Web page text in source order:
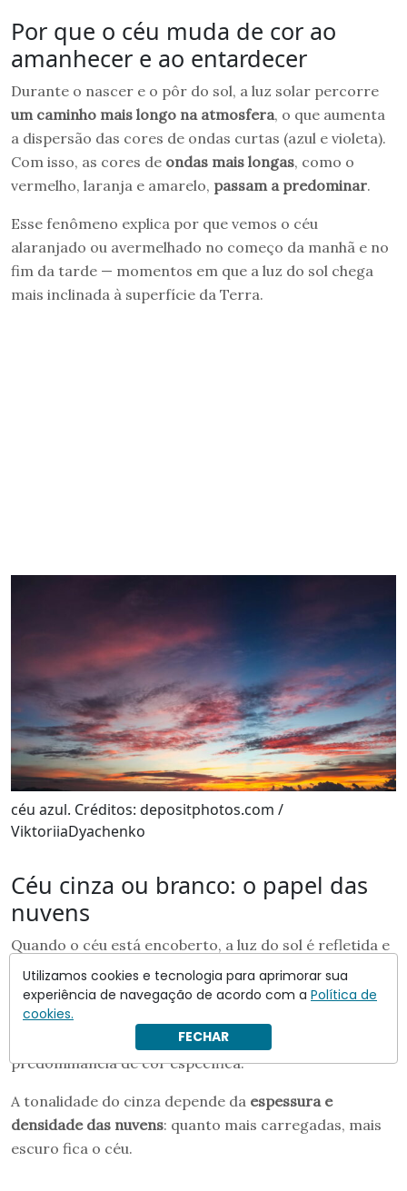
Por que o céu muda de cor ao
amanhecer e ao entardecer
Durante o nascer e o pôr do sol, a luz solar percorre
um caminho mais longo na atmosfera, o que aumenta
a dispersão das cores de ondas curtas (azul e violeta).
Com isso, as cores de ondas mais longas, como o
vermelho, laranja e amarelo, passam a predominar.
Esse fenômeno explica por que vemos o céu
alaranjado ou avermelhado no começo da manhã e no
fim da tarde — momentos em que a luz do sol chega
mais inclinada à superfície da Terra.
céu azul. Créditos: depositphotos.com /
ViktoriiaDyachenko
Céu cinza ou branco: o papel das
nuvens
Quando o céu está encoberto, a luz do sol é refletida e
espalhada por gotículas de água presentes nas nuvens
Ao contrário das moléculas de gás, essas partículas
maioresdispersam todas as cores igualmente
céu branco ou cinza
predominância de cor específica.
A tonalidade do cinza depende da espessura e
densidade das nuvens: quanto mais carregadas, mais
escuro fica o céu.
Utilizamos cookies e tecnologia para aprimorar sua
experiência de navegação de acordo com a Política de
cookies.
FECHAR